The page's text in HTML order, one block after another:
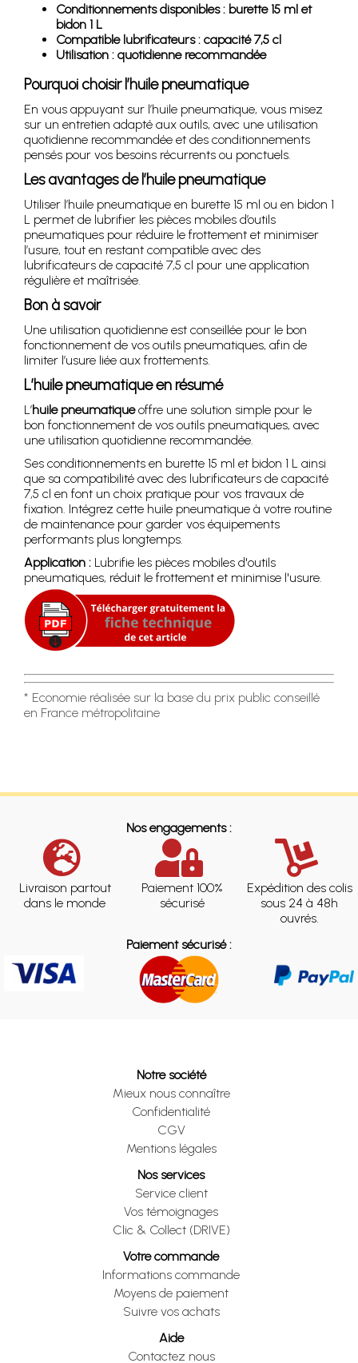
Conditionnements disponibles : burette 15 ml et
bidon 1 L
Compatible lubrificateurs : capacité 7,5 cl
Utilisation : quotidienne recommandée
Pourquoi choisir l’huile pneumatique
En vous appuyant sur l’huile pneumatique, vous misez
sur un entretien adapté aux outils, avec une utilisation
quotidienne recommandée et des conditionnements
pensés pour vos besoins récurrents ou ponctuels.
Les avantages de l’huile pneumatique
Utiliser l’huile pneumatique en burette 15 ml ou en bidon 1
L permet de lubrifier les pièces mobiles d’outils
pneumatiques pour réduire le frottement et minimiser
l’usure, tout en restant compatible avec des
lubrificateurs de capacité 7,5 cl pour une application
régulière et maîtrisée.
Bon à savoir
Une utilisation quotidienne est conseillée pour le bon
fonctionnement de vos outils pneumatiques, afin de
limiter l’usure liée aux frottements.
L’huile pneumatique en résumé
L’huile pneumatiqueoffre une solution simple pour le
bon fonctionnement de vos outils pneumatiques, avec
une utilisation quotidienne recommandée.
Ses conditionnements en burette 15 ml et bidon 1 L ainsi
que sa compatibilité avec des lubrificateurs de capacité
7,5 cl en font un choix pratique pour vos travaux de
fixation. Intégrez cette huile pneumatique à votre routine
de maintenance pour garder vos équipements
performants plus longtemps.
Application : Lubrifie les pièces mobiles d'outils
pneumatiques, réduit le frottement et minimise l'usure.
* Economie réalisée sur la base du prix public conseillé
en France métropolitaine
Nos engagements :
Livraison partout
dans le monde
Paiement 100%
sécurisé
Expédition des colis
sous 24 à 48h
ouvrés.
Paiement sécurisé :
Notre société
Mieux nous connaître
Confidentialité
CGV
Mentions légales
Nos services
Service client
Vos témoignages
Clic & Collect (DRIVE)
Votre commande
Informations commande
Moyens de paiement
Suivre vos achats
Aide
Contactez nous